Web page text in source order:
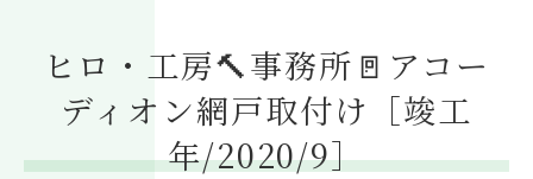
ヒロ・工房🔨事務所🚪アコー
ディオン網戸取付け［竣工
年/2020/9］